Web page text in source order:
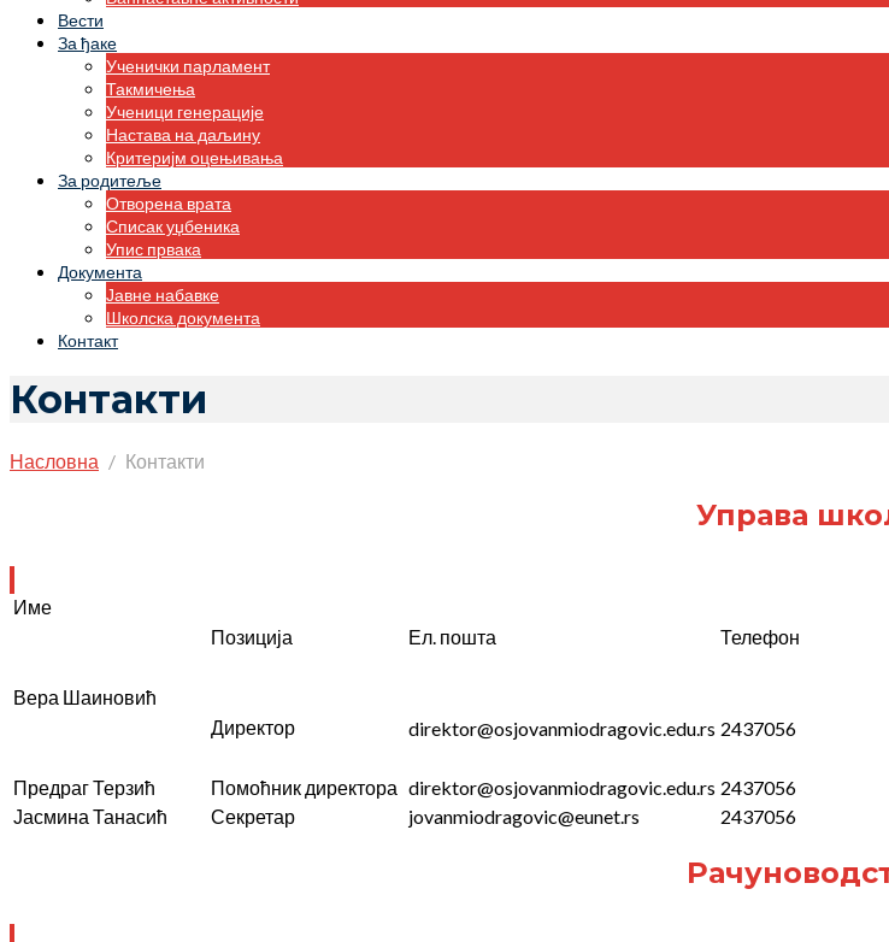
Вести
За ђаке
Ученички парламент
Такмичења
Ученици генерације
Настава на даљину
Критеријм оцењивања
За родитеље
Отворена врата
Списак уџбеника
Упис првака
Документа
Јавне набавке
Школска документа
Контакт
Контакти
Насловна Контакти
Управа
Име
Позиција
Ел. пошта Телефон
Вера Шаиновић
Директор
direktor@osjovanmiodragovic.edu.rs 2437056
Предраг Терзић Помоћник директора direktor@osjovanmiodragovic.edu.rs 2437056
Јасмина Танасић
Секретар jovanmiodragovic@eunet.rs 2437056